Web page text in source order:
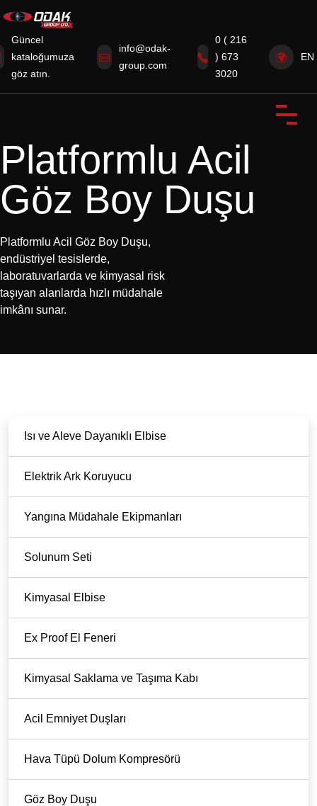
Güncel
kataloğumuza
göz atın.
info@odak-
group.com
0 ( 216
) 673
3020
EN
Anasayfa
Sertifikalarımız
Sektörümüzden Haberler
İletişim
Platformlu Acil
Göz Boy Duşu
Platformlu Acil Göz Boy Duşu,
endüstriyel tesislerde,
laboratuvarlarda ve kimyasal risk
taşıyan alanlarda hızlı müdahale
imkânı sunar.
Isı ve Aleve Dayanıklı Elbise
Elektrik Ark Koruyucu
Yangına Müdahale Ekipmanları
Solunum Seti
Kimyasal Elbise
Ex Proof El Feneri
Kimyasal Saklama ve Taşıma Kabı
Acil Emniyet Duşları
Hava Tüpü Dolum Kompresörü
Göz Boy Duşu